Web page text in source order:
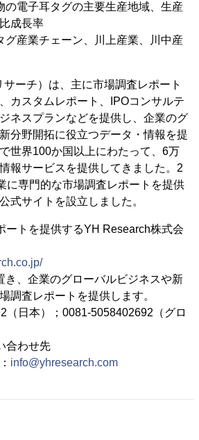
の電子耳タグの主要生産地域、生産
成長率
グ産業チェーン、川上産業、川中産
ーチ）は、主に市場調査レポート
カスタムレポート、IPOコンサルテ
ネスプランなどを提供し、企業のグ
分野開拓に役立つデータ・情報を提
世界100か国以上にわたって、6万
報サービスを提供してきました。2
に専門的な市場調査レポートを提供
式サイトを設立しました。
ートを提供するYH Research株式会
き、企業のグローバルビジネスや新
調査レポートを提供します。
（日本）；0081-5058402692（グロ
合わせ先
info@yhresearch.com